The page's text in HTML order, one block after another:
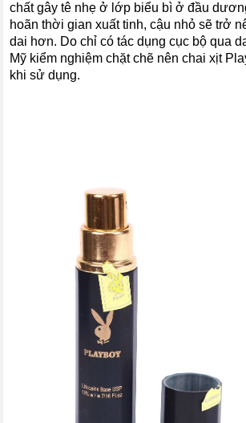
chất gây tê nhẹ ở lớp biểu bì ở đầu
hoãn thời gian xuất tinh, cậu nhỏ sẽ trở
dai hơn. Do chỉ có tác dụng cục bộ qua
Mỹ kiểm nghiệm chặt chẽ nên chai xịt
khi sử dụng.